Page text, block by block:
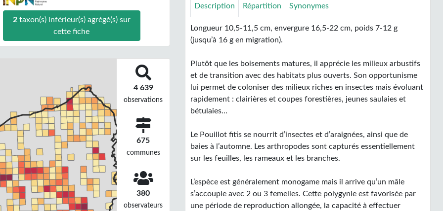
2 taxon(s) inférieur(s) agrégé(s) sur
cette fiche
4 639
observations
675
communes
380
observateurs
Description Répartition Synonymes
Longueur 10,5-11,5 cm, envergure 16,5-22 cm, poids 7-12 g
(jusqu’à 16 g en migration).
Plutôt que les boisements matures, il apprécie les milieux arbustifs
et de transition avec des habitats plus ouverts. Son opportunisme
lui permet de coloniser des milieux riches en insectes mais évoluant
rapidement : clairières et coupes forestières, jeunes saulaies et
bétulaies…
Le Pouillot fitis se nourrit d’insectes et d’araignées, ainsi que de
baies à l’automne. Les arthropodes sont capturés essentiellement
sur les feuilles, les rameaux et les branches.
L’espèce est généralement monogame mais il arrive qu’un mâle
s’accouple avec 2 ou 3 femelles. Cette polygynie est favorisée par
une période de reproduction allongée, la capacité à effectuer